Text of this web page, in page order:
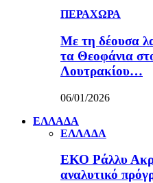
ΠΕΡΑΧΩΡΑ
Με τη δέουσα
τα Θεοφάνια
Λουτρακίου…
06/01/2026
ΕΛΛΑΔΑ
ΕΛΛΑΔΑ
ΕΚΟ Ράλλυ
αναλυτικό